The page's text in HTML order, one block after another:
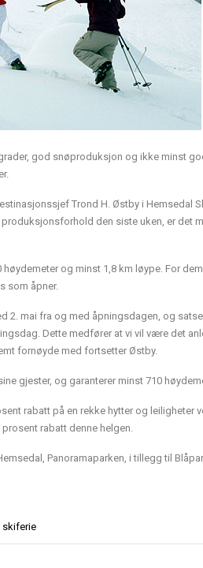
god snøproduksjon og ikke minst
Trond H. Østby i Hemsedal
den siste uken, er det
og minst 1,8 km løype. For
som åpner.
2. mai fra og med åpningsdagen, og
Dette medfører at vi vil være det
fornøyde med fortsetter Østby.
gjester, og garanterer minst 710
rabatt på en rekke hytter og
rabatt denne helgen.
Panoramaparken, i tillegg til
skiferie